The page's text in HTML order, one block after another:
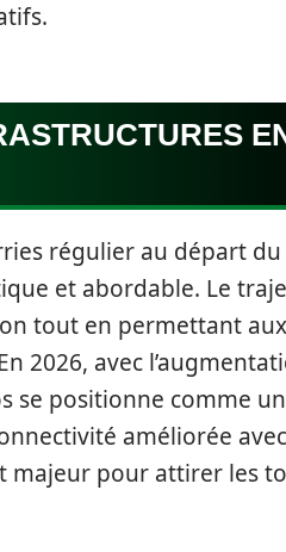
régulier au départ du
et abordable. Le
tout en permettant
2026, avec
se positionne comme
améliorée
majeur pour attirer les